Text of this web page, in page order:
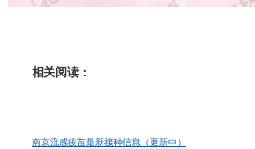
相关阅读：
南京流感疫苗最新接种信息（更新中）